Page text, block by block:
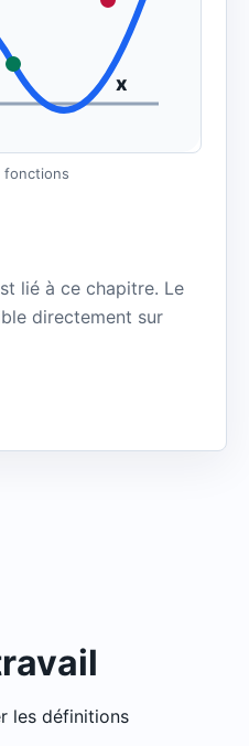
x
fonctions
lié à ce chapitre. Le
directement sur
les définitions